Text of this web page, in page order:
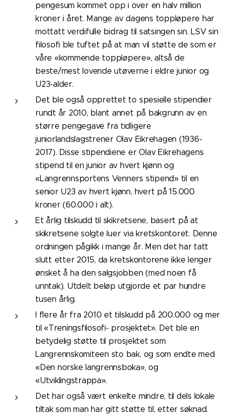
pengesum kommet opp i over en halv million
kroner i året. Mange av dagens toppløpere har
mottatt verdifulle bidrag til satsingen sin. LSV sin
filosofi ble tuftet på at man vil støtte de som er
våre «kommende toppløpere», altså de
beste/mest lovende utøverne i eldre junior og
U23-alder.
Det ble også opprettet to spesielle stipendier
rundt år 2010, blant annet på bakgrunn av en
større pengegave fra tidligere
juniorlandslagstrener Olav Eikrehagen (1936-
2017). Disse stipendiene er Olav Eikrehagens
stipend til en junior av hvert kjønn og
«Langrennsportens Venners stipend» til en
senior U23 av hvert kjønn, hvert på 15.000
kroner (60.000 i alt).
Et årlig tilskudd til skikretsene, basert på at
skikretsene solgte luer via kretskontoret. Denne
ordningen pågikk i mange år. Men det har tatt
slutt etter 2015, da kretskontorene ikke lenger
ønsket å ha den salgsjobben (med noen få
unntak). Utdelt beløp utgjorde et par hundre
tusen årlig.
I flere år fra 2010 et tilskudd på 200.000 og mer
til «Treningsfilosofi- prosjektet». Det ble en
betydelig støtte til prosjektet som
Langrennskomiteen sto bak, og som endte med
«Den norske langrennsboka», og
«Utviklingstrappa».
Det har også vært enkelte mindre, til dels lokale
tiltak som man har gitt støtte til, etter søknad.